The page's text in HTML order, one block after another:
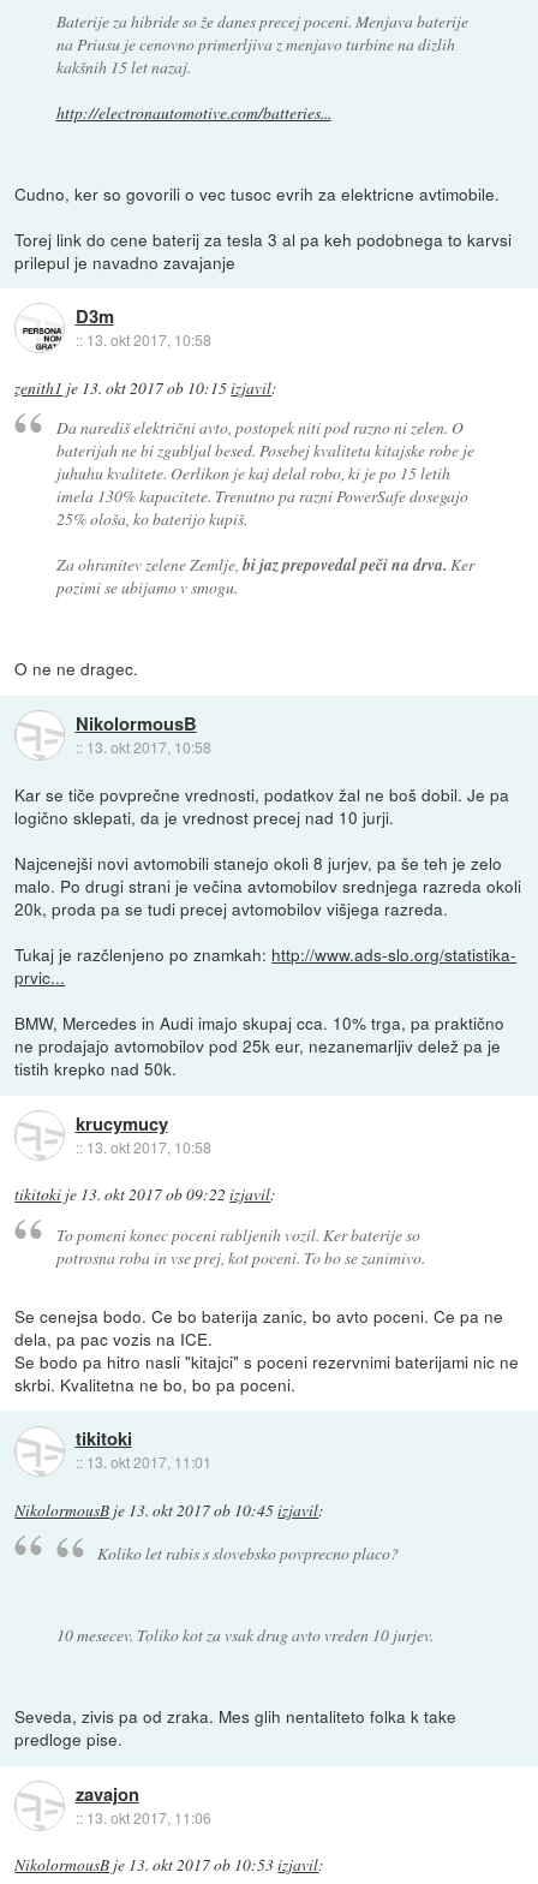
Baterije za hibride so že danes precej poceni. Menjava baterije
na Priusu je cenovno primerljiva z menjavo turbine na dizlih
kakšnih 15 let nazaj.
http://electronautomotive.com/batteries...
Cudno, ker so govorili o vec tusoc evrih za elektricne avtimobile.
Torej link do cene baterij za tesla 3 al pa keh podobnega to karvsi
prilepul je navadno zavajanje
D3m
:: 13. okt 2017, 10:58
zenith1 je 13. okt 2017 ob 10:15izjavil:
Da narediš električni avto, postopek niti pod razno ni zelen. O
baterijah ne bi zgubljal besed. Posebej kvaliteta kitajske robe je
juhuhu kvalitete. Oerlikon je kaj delal robo, ki je po 15 letih
imela 130% kapacitete. Trenutno pa razni PowerSafe dosegajo
25% ološa, ko baterijo kupiš.
Za ohranitev zelene Zemlje, bi jaz prepovedal peči na drva. Ker
pozimi se ubijamo v smogu.
O ne ne dragec.
NikolormousB
:: 13. okt 2017, 10:58
Kar se tiče povprečne vrednosti, podatkov žal ne boš dobil. Je pa
logično sklepati, da je vrednost precej nad 10 jurji.
Najcenejši novi avtomobili stanejo okoli 8 jurjev, pa še teh je zelo
malo. Po drugi strani je večina avtomobilov srednjega razreda okoli
20k, proda pa se tudi precej avtomobilov višjega razreda.
Tukaj je razčlenjeno po znamkah: http://www.ads-slo.org/statistika-
prvic...
BMW, Mercedes in Audi imajo skupaj cca. 10% trga, pa praktično
ne prodajajo avtomobilov pod 25k eur, nezanemarljiv delež pa je
tistih krepko nad 50k.
krucymucy
:: 13. okt 2017, 10:58
tikitoki je 13. okt 2017 ob 09:22 izjavil:
To pomeni konec poceni rabljenih vozil. Ker baterije so
potrosna roba in vse prej, kot poceni. To bo se zanimivo.
Se cenejsa bodo. Ce bo baterija zanic, bo avto poceni. Ce pa ne
dela, pa pac vozis na ICE.
Se bodo pa hitro nasli "kitajci" s poceni rezervnimi baterijami nic ne
skrbi. Kvalitetna ne bo, bo pa poceni.
tikitoki
:: 13. okt 2017, 11:01
NikolormousB je 13. okt 2017 ob 10:45izjavil:
Koliko let rabis s slovebsko povprecno placo?
10 mesecev. Toliko kot za vsak drug avto vreden 10 jurjev.
Seveda, zivis pa od zraka. Mes glih nentaliteto folka k take
predloge pise.
zavajon
:: 13. okt 2017, 11:06
NikolormousB je 13. okt 2017 ob 10:53izjavil: